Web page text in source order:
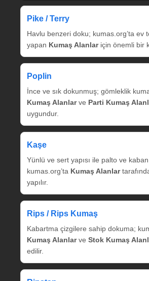
Pike / Terry
Havlu benzeri doku; kumas.org’ta ev
yapan Kumaş Alanlariçin önemli bir
Poplin
İnce ve sık dokunmuş; gömleklik
Kumaş Alanlarve Parti Kumaş
uygundur.
Kaşe
Yünlü ve sert yapısı ile palto ve
kumas.org’ta Kumaş Alanlar
yapılır.
Rips / Rips Kumaş
Kabartma çizgilere sahip dokuma;
Kumaş Alanlarve Stok Kumaş
edilir.